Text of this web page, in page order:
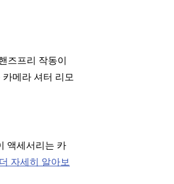
즈프리 작동이
카메라 셔터 리모
액세서리는 카
더 자세히 알아보